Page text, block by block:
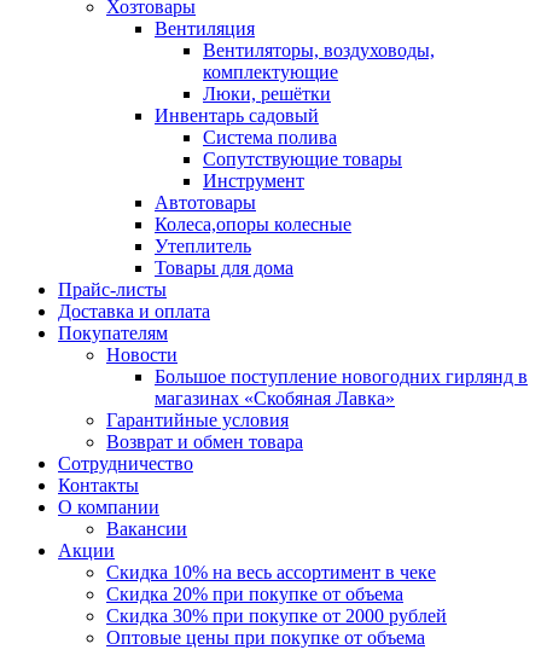
Хозтовары
Вентиляция
Вентиляторы, воздуховоды,
комплектующие
Люки, решётки
Инвентарь садовый
Система полива
Сопутствующие товары
Инструмент
Автотовары
Колеса,опоры колесные
Утеплитель
Товары для дома
Прайс-листы
Доставка и оплата
Покупателям
Новости
Большое поступление новогодних гирлянд в
магазинах «Скобяная Лавка»
Гарантийные условия
Возврат и обмен товара
Сотрудничество
Контакты
О компании
Вакансии
Акции
Скидка 10% на весь ассортимент в чеке
Скидка 20% при покупке от объема
Скидка 30% при покупке от 2000 рублей
Оптовые цены при покупке от объема